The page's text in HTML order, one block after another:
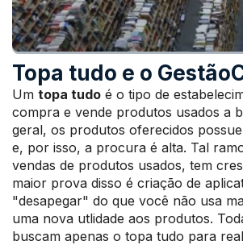
Topa tudo e o
Um topa tudo é o tipo de
compra e vende produtos usados a
geral, os produtos oferecidos
e, por isso, a procura é alta. Tal
vendas de produtos usados, tem
maior prova disso é criação de
"desapegar" do que você não usa
uma nova utlidade aos produtos.
buscam apenas o topa tudo para